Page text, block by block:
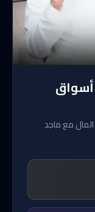
أسواق
المال مع ماجد